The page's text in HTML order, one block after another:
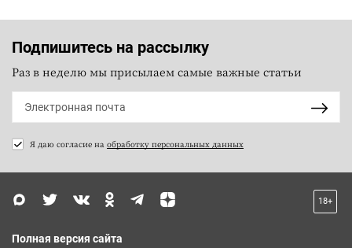
Подпишитесь на рассылку
Раз в неделю мы присылаем самые важные статьи
Я даю согласие на обработку персональных данных
18+
Полная версия сайта